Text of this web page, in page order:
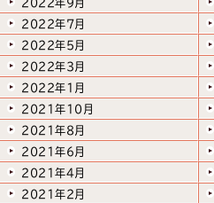
2022年9月
2022年7月
2022年5月
2022年3月
2022年1月
2021年10月
2021年8月
2021年6月
2021年4月
2021年2月